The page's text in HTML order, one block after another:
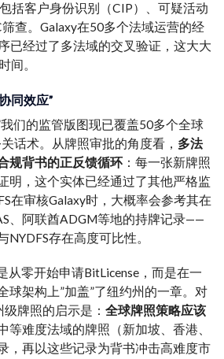
括客户身份识别（CIP）、可疑活动
查。Galaxy在50多个法域运营的经
已经过了多法域的交叉验证，这大大
间。
同效应”
们的监管版图现已覆盖50多个全球
话术。从牌照审批的角度看， 多法
规背书的正反馈循环 ：每一张新牌照
明，这个实体已经通过了其他严格监
在审核Galaxy时，大概率会参考其在
、阿联酋ADGM等地的持牌记录——
存在高度可比性。
从零开始申请BitLicense，而是在一
球架构上”加盖”了纽约州的一章。对
牌照的启示是： 全球牌照策略应该
等难度法域的牌照（新加坡、香港、
，再以这些记录为背书冲击高难度市